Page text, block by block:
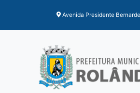
Avenida Presidente